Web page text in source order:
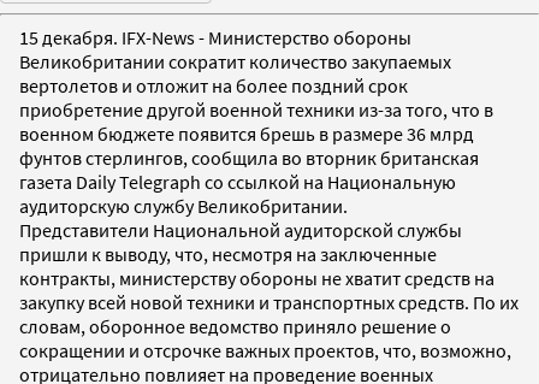
15 декабря. IFX-News - Министерство обороны
Великобритании сократит количество закупаемых
вертолетов и отложит на более поздний срок
приобретение другой военной техники из-за того, что в
военном бюджете появится брешь в размере 36 млрд
фунтов стерлингов, сообщила во вторник британская
газета Daily Telegraph со ссылкой на Национальную
аудиторскую службу Великобритании.
Представители Национальной аудиторской службы
пришли к выводу, что, несмотря на заключенные
контракты, министерству обороны не хватит средств на
закупку всей новой техники и транспортных средств. По их
словам, оборонное ведомство приняло решение о
сокращении и отсрочке важных проектов, что, возможно,
отрицательно повлияет на проведение военных